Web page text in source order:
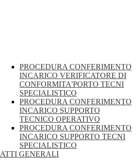
PROCEDURA CONFERIMENTO
INCARICO VERIFICATORE DI
CONFORMITA'PORTO TECNI
SPECIALISTICO
PROCEDURA CONFERIMENTO
INCARICO SUPPORTO
TECNICO OPERATIVO
PROCEDURA CONFERIMENTO
INCARICO SUPPORTO TECNI
SPECIALISTICO
ATTI GENERALI